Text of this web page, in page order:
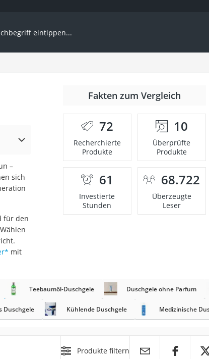
–
sich
für den
* mit
Fakten zum Vergleich
72
Recherchierte
Produkte
10
Überprüfte
Produkte
61
Investierte
Stunden
68.722
Überzeugte
Leser
Teebaumöl-Duschgele Duschgele ohne Parfum
Duschgele Kühlende Duschgele Medizinische
Produkte filtern